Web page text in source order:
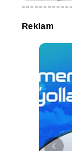
Reklam